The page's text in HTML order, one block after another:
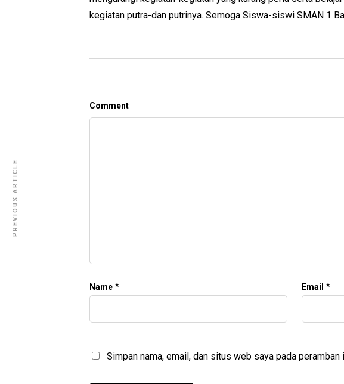
kegiatan putra-dan putrinya. Semoga Siswa-siswi SMAN 1
Comment
Name * Email *
Simpan nama, email, dan situs web saya pada
PREVIOUS ARTICLE